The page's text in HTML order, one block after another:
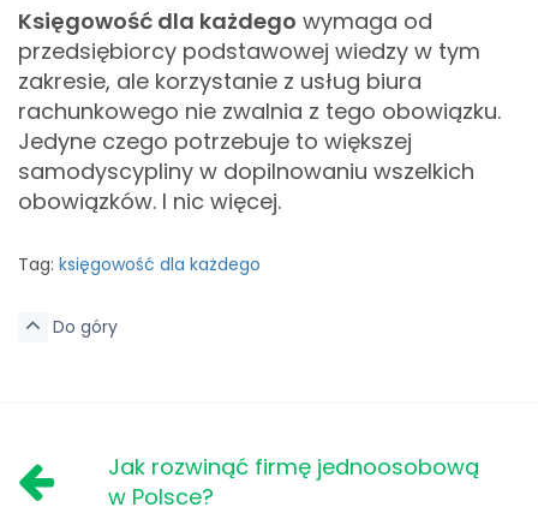
Księgowość dla każdego wymaga od
przedsiębiorcy podstawowej wiedzy w tym
zakresie, ale korzystanie z usług biura
rachunkowego nie zwalnia z tego obowiązku.
Jedyne czego potrzebuje to większej
samodyscypliny w dopilnowaniu wszelkich
obowiązków. I nic więcej.
Tag: księgowość dla każdego
Do góry
Jak rozwinąć firmę jednoosobową
w Polsce?